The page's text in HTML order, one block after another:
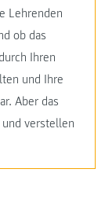
Lehrenden
ob das
Ihren
und Ihre
Aber das
und verstellen